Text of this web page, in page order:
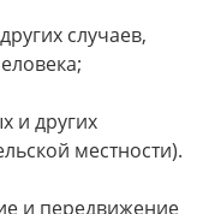
случаев,
и других
местности).
и передвижение